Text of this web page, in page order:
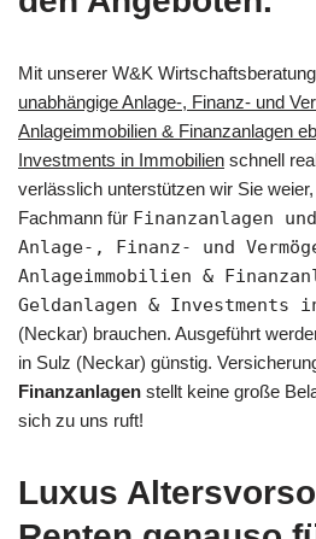
Mit unserer W&K
unabhängige Anlage-, Finanz- und
Anlageimmobilien & Finanzanlagen
Investments in Immobilien schnell
verlässlich unterstützen wir Sie
Fachmann für Finanzanlagen
Anlage-, Finanz- und
Anlageimmobilien &
Geldanlagen & Investments
(Neckar) brauchen. Ausgeführt
in Sulz (Neckar) günstig.
Finanzanlagen stellt keine große
sich zu uns ruft!
Luxus